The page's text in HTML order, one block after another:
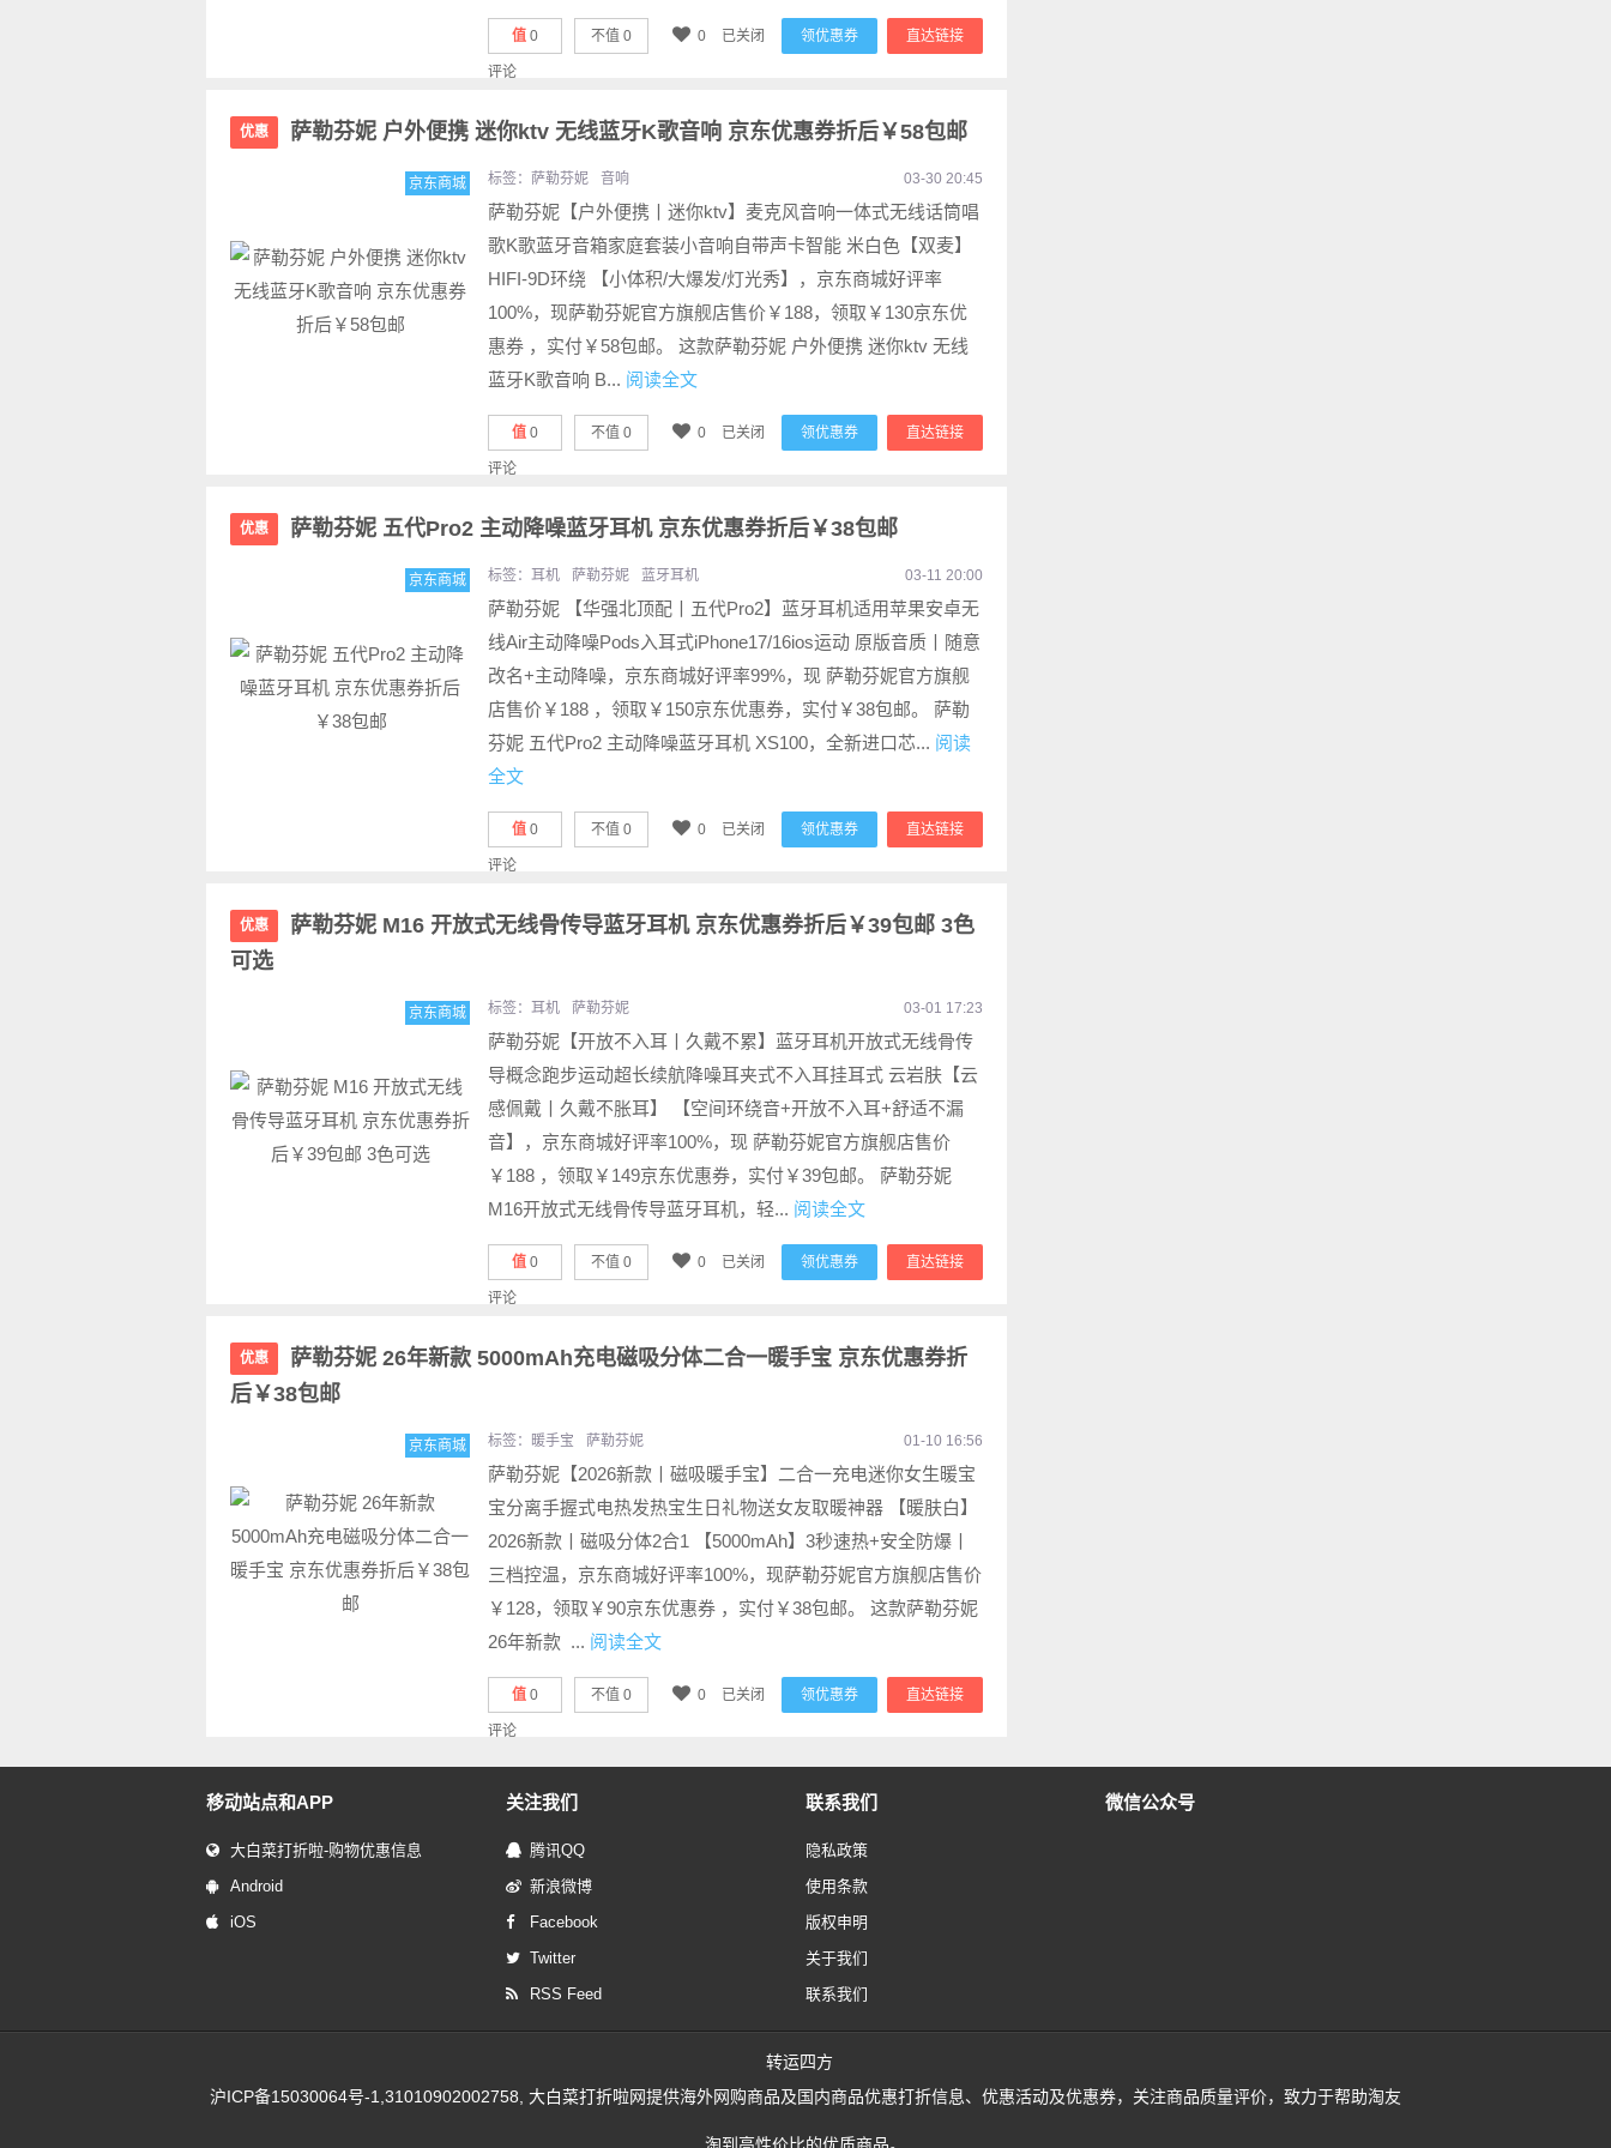
直达链接
领优惠券
值 0 不值 0 0 已关闭
评论
优惠 萨勒芬妮 户外便携 迷你ktv 无线蓝牙K歌音响 京东优惠券折后￥58包邮
京东商城 标签： 萨勒芬妮 音响 03-30 20:45
萨勒芬妮【户外便携丨迷你ktv】麦克风音响一体式无线话筒唱
歌K歌蓝牙音箱家庭套装小音响自带声卡智能 米白色【双麦】
HIFI-9D环绕 【小体积/大爆发/灯光秀】，京东商城好评率
100%，现萨勒芬妮官方旗舰店售价￥188，领取￥130京东优
惠券 ，实付￥58包邮。 这款萨勒芬妮 户外便携 迷你ktv 无线
蓝牙K歌音响 B... 阅读全文
直达链接
领优惠券
值 0 不值 0 0 已关闭
评论
优惠 萨勒芬妮 五代Pro2 主动降噪蓝牙耳机 京东优惠券折后￥38包邮
京东商城 标签： 耳机 萨勒芬妮 蓝牙耳机 03-11 20:00
萨勒芬妮 【华强北顶配丨五代Pro2】蓝牙耳机适用苹果安卓无
线Air主动降噪Pods入耳式iPhone17/16ios运动 原版音质丨随意
改名+主动降噪，京东商城好评率99%，现 萨勒芬妮官方旗舰
店售价￥188 ，领取￥150京东优惠券，实付￥38包邮。 萨勒
芬妮 五代Pro2 主动降噪蓝牙耳机 XS100，全新进口芯... 阅读
全文
直达链接
领优惠券
值 0 不值 0 0 已关闭
评论
优惠
萨勒芬妮 M16 开放式无线骨传导蓝牙耳机 京东优惠券折后￥39包邮 3色
可选
京东商城 标签： 耳机 萨勒芬妮 03-01 17:23
萨勒芬妮【开放不入耳丨久戴不累】蓝牙耳机开放式无线骨传
导概念跑步运动超长续航降噪耳夹式不入耳挂耳式 云岩肤【云
感佩戴丨久戴不胀耳】 【空间环绕音+开放不入耳+舒适不漏
音】，京东商城好评率100%，现 萨勒芬妮官方旗舰店售价
￥188 ，领取￥149京东优惠券，实付￥39包邮。 萨勒芬妮
M16开放式无线骨传导蓝牙耳机，轻... 阅读全文
直达链接
领优惠券
值 0 不值 0 0 已关闭
评论
优惠
萨勒芬妮 26年新款 5000mAh充电磁吸分体二合一暖手宝 京东优惠券折
后￥38包邮
京东商城 标签： 暖手宝 萨勒芬妮 01-10 16:56
萨勒芬妮【2026新款丨磁吸暖手宝】二合一充电迷你女生暖宝
宝分离手握式电热发热宝生日礼物送女友取暖神器 【暖肤白】
2026新款丨磁吸分体2合1 【5000mAh】3秒速热+安全防爆丨
三档控温，京东商城好评率100%，现萨勒芬妮官方旗舰店售价
￥128，领取￥90京东优惠券 ，实付￥38包邮。 这款萨勒芬妮
26年新款 ... 阅读全文
直达链接
领优惠券
值 0 不值 0 0 已关闭
评论
移动站点和APP
大白菜打折啦-购物优惠信息
Android
iOS
关注我们
腾讯QQ
新浪微博
Facebook
Twitter
RSS Feed
联系我们
隐私政策
使用条款
版权申明
关于我们
联系我们
微信公众号
转运四方
沪ICP备15030064号-1 ,31010902002758, 大白菜打折啦网提供海外网购商品及国内商品优惠打折信息、优惠活动及优惠券，关注商品质量评价，致力于帮助淘友